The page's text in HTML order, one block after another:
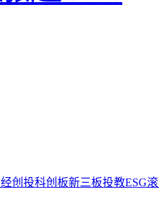
创投科创板新三板投教ESG